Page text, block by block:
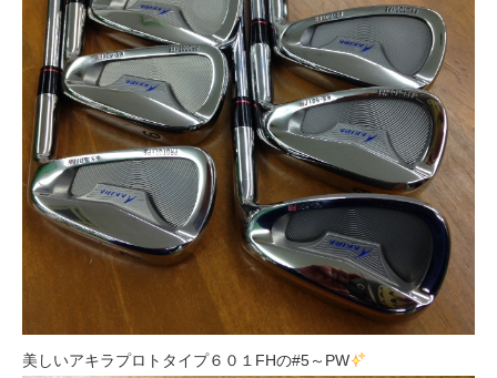
美しいアキラプロトタイプ６０１FHの#5～PW